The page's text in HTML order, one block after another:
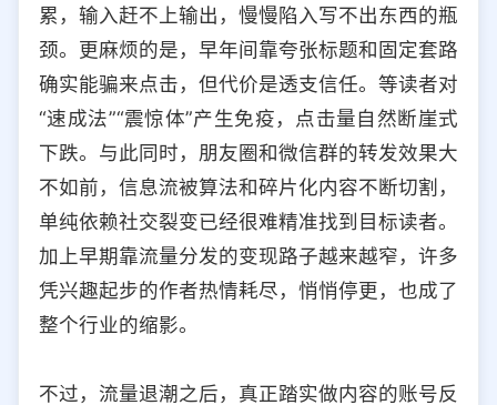
累，输入赶不上输出，慢慢陷入写不出东西的瓶
颈。更麻烦的是，早年间靠夸张标题和固定套路
确实能骗来点击，但代价是透支信任。等读者对
“速成法”“震惊体”产生免疫，点击量自然断崖式
下跌。与此同时，朋友圈和微信群的转发效果大
不如前，信息流被算法和碎片化内容不断切割，
单纯依赖社交裂变已经很难精准找到目标读者。
加上早期靠流量分发的变现路子越来越窄，许多
凭兴趣起步的作者热情耗尽，悄悄停更，也成了
整个行业的缩影。
不过，流量退潮之后，真正踏实做内容的账号反